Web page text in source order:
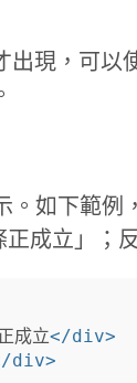
出現，可以
如下範例
成立」；
成立</div>
div>